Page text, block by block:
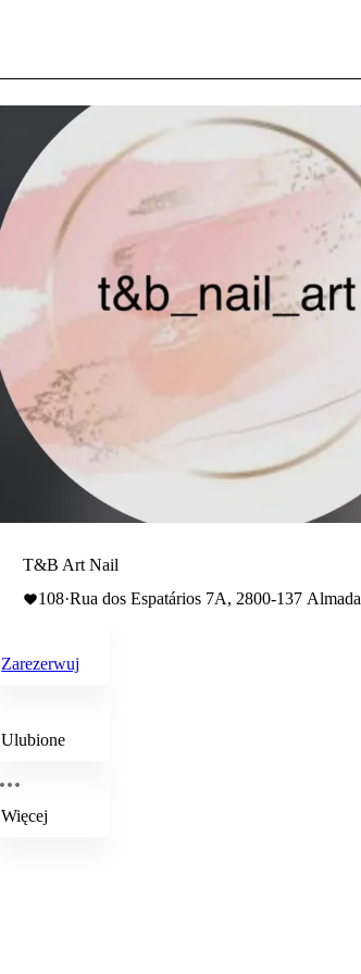
T&B Art Nail
108·Rua dos Espatários 7A, 2800-137 Almada
Zarezerwuj
Ulubione
Więcej